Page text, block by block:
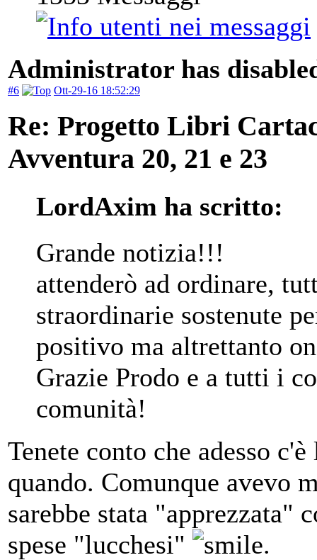
Administrator has
#6 Ott-29-16 18:52:29
Re: Progetto Libri
Avventura 20, 21 e 23
LordAxim ha scritto:
Grande notizia!!!
attenderò ad ordinare,
straordinarie sostenute
positivo ma altrettanto
Grazie Prodo e a tutti i
comunità!
Tenete conto che adesso
quando. Comunque avevo
sarebbe stata "apprezzata"
spese "lucchesi"
.